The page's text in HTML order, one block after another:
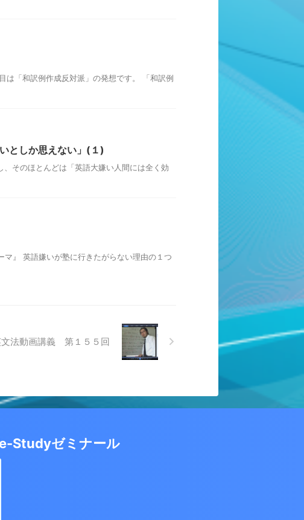
は「和訳例作成反対派」の発想です。 「和訳例
としか思えない」(１)
そのほとんどは「英語大嫌い人間には全く効
』 英語嫌いが塾に行きたがらない理由の１つ
法動画講義 第１５５回
Studyゼミナール